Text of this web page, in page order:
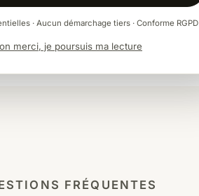
FRÉQUENTES
· Aucun démarchage tiers · Conforme RGPD
merci, je poursuis ma lecture